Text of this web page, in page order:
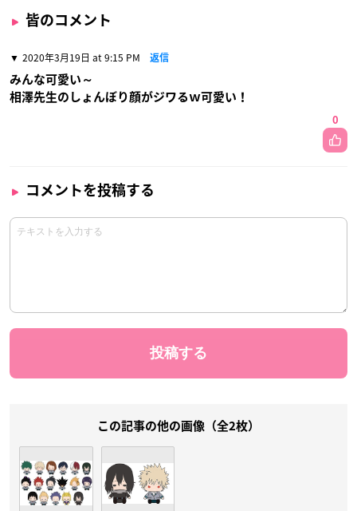
皆のコメント
2020年3月19日 at 9:15 PM 返信
みんな可愛い～
相澤先生のしょんぼり顔がジワるｗ可愛い！
0
コメントを投稿する
この記事の他の画像（全2枚）